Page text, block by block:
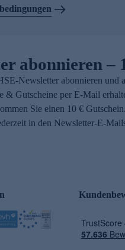
abonnieren –
Newsletter abonnieren und
& Gutscheine per E-Mail
Sie einen 10 €
in den Newsletter-E-